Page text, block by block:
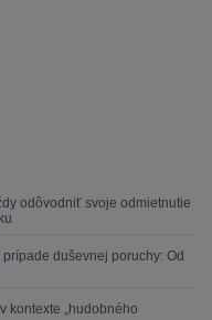
odôvodniť svoje odmietnutie
duševnej poruchy: Od
kontexte „hudobného